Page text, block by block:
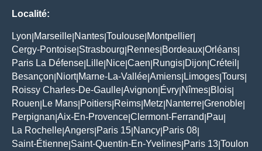
Localité:
Lyon Marseille Nantes Toulouse Montpellier
Cergy-Pontoise Strasbourg Rennes Bordeaux Orléans
Paris La Défense Lille Nice Caen Rungis Dijon Créteil
Besançon Niort| Marne-La-Vallée Amiens Limoges Tours
Roissy Charles-De-Gaulle Avignon Évry Nîmes Blois
Rouen Le Mans Poitiers Reims Metz Nanterre Grenoble
Perpignan Aix-En-Provence Clermont-Ferrand Pau
La Rochelle Angers Paris 15 Nancy Paris 08
Saint-Étienne Saint-Quentin-En-Yvelines Paris 13 Toulon